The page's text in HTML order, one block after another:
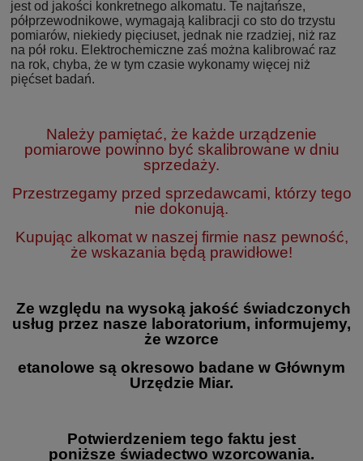
jest od jakości konkretnego alkomatu. Te najtańsze,
półprzewodnikowe, wymagają kalibracji co sto do trzystu
pomiarów, niekiedy pięciuset, jednak nie rzadziej, niż raz
na pół roku. Elektrochemiczne zaś można kalibrować raz
na rok, chyba, że w tym czasie wykonamy więcej niż
pięćset badań.
Należy pamiętać, że każde urządzenie
pomiarowe powinno być skalibrowane w dniu
sprzedaży.
Przestrzegamy przed sprzedawcami, którzy tego
nie dokonują.
Kupując alkomat w naszej firmie nasz pewność,
że wskazania będą prawidłowe!
Ze względu na wysoką jakość świadczonych
usług przez nasze laboratorium, informujemy,
że wzorce
etanolowe są okresowo badane w Głównym
Urzędzie Miar.
Potwierdzeniem tego faktu jest
poniższe świadectwo wzorcowania.